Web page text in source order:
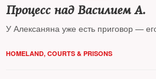
Процесс над Василием А.
У Алексаняна уже есть приговор —
HOMELAND, COURTS & PRISONS